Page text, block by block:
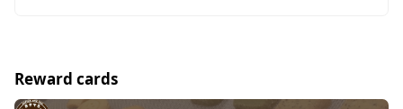
Reward cards